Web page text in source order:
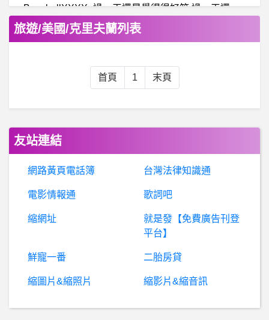
B
aseballXXXX- 過一天還是覺得很好笑 過一天還是覺得很好笑
MEXC詐騙，林默詐騙，KOPROPLUS詐騙
NextTopModel- 波蘭名模生死鬥 0912
GRAEX是詐騙，假投資，真詐騙。
股票- AI股短線到頂了嗎？ AI股短線到頂了嗎？
BaseballXXXX- 四爺跟坤宇 四爺跟坤宇
旅遊/美國/克里夫蘭列表
首頁 1 末頁
友站連結
網路黃頁電話簿 台灣法律知識通
電影情報通 歌詞吧
縮網址
就是發【免費廣告刊登
平台】
鮮寵一番 二胎房貸
縮圖片&縮照片 縮影片&縮音訊